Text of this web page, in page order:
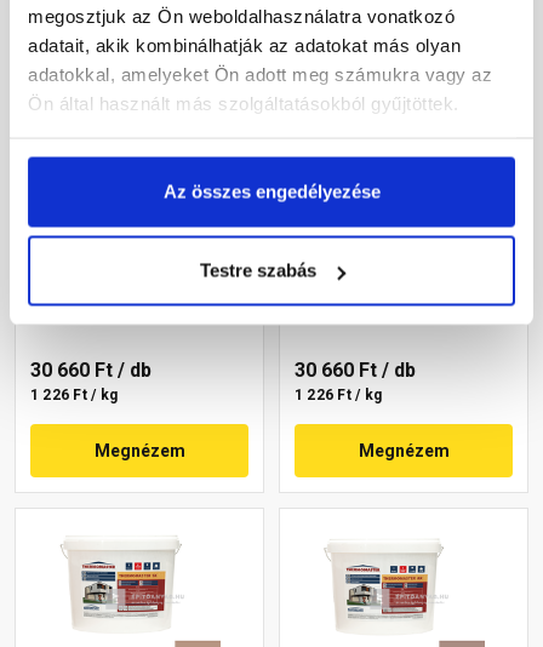
megosztjuk az Ön weboldalhasználatra vonatkozó
adatait, akik kombinálhatják az adatokat más olyan
adatokkal, amelyeket Ön adott meg számukra vagy az
Ön által használt más szolgáltatásokból gyűjtöttek.
Az összes engedélyezése
Testre szabás
Thermomaster szilikon
vékonyvakolat, kapart 2
Gyártói készleten
30 660 Ft / db
1 226 Ft / kg
Megnézem
Thermomaster szilikon
vékonyvakolat,
gördülőszemcsés 2 mm
14-C 25 kg
Gyártói készleten
30 660 Ft / db
1 226 Ft / kg
Megnézem